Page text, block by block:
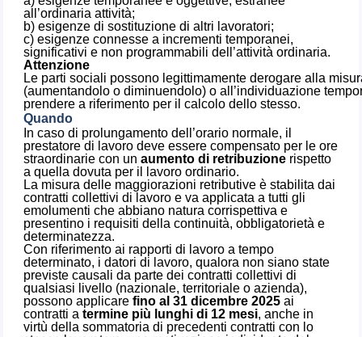
all’ordinaria attività;
b) esigenze di sostituzione di altri lavoratori;
c) esigenze connesse a incrementi temporanei,
significativi e non programmabili dell’attività ordinaria.
Attenzione
Le parti sociali possono legittimamente derogare alla
(aumentandolo o diminuendolo) o all’individuazione
prendere a riferimento per il calcolo dello stesso.
Quando
In caso di prolungamento dell’orario normale, il
prestatore di lavoro deve essere compensato per le ore
straordinarie con unaumento di retribuzione rispetto
a quella dovuta per il lavoro ordinario.
La misura delle maggiorazioni retributive è stabilita dai
contratti collettivi di lavoro e va applicata a tutti gli
emolumenti che abbiano natura corrispettiva e
presentino i requisiti della continuità, obbligatorietà e
determinatezza.
Con riferimento ai rapporti di lavoro a tempo
determinato, i datori di lavoro, qualora non siano state
previste causali da parte dei contratti collettivi di
qualsiasi livello (nazionale, territoriale o azienda),
possono applicarefino al 31 dicembre 2025 ai
contratti atermine più lunghi di 12 mesi, anche in
virtù della sommatoria di precedenti contratti con lo